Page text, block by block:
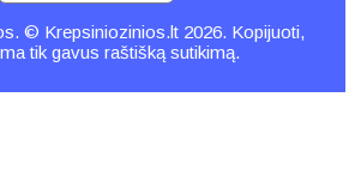
© Krepsiniozinios.lt 2026. Kopijuoti,
tik gavus raštišką sutikimą.